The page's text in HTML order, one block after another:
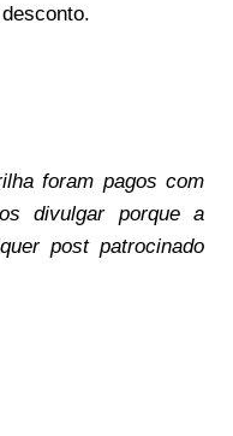
foram pagos com
divulgar porque a
post patrocinado